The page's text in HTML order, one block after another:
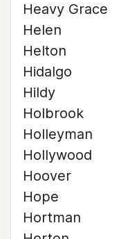
Heavy Grace
Helen
Helton
Hidalgo
Hildy
Holbrook
Holleyman
Hollywood
Hoover
Hope
Hortman